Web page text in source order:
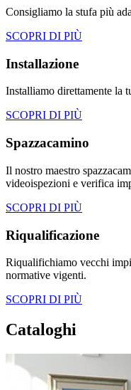
Consigliamo la stufa più
SCOPRI DI PIÙ
Installazione
Installiamo direttamente la
SCOPRI DI PIÙ
Spazzacamino
Il nostro maestro
videoispezioni e verifica
SCOPRI DI PIÙ
Riqualificazione
Riqualifichiamo vecchi
normative vigenti.
SCOPRI DI PIÙ
Cataloghi